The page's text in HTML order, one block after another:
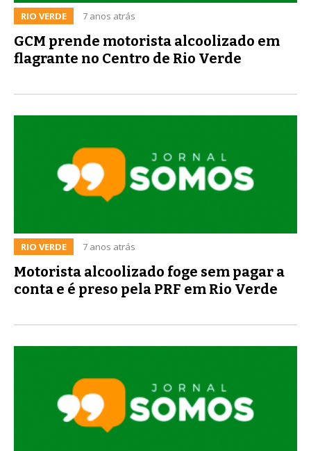
RIO VERDE 7 anos atrás
GCM prende motorista alcoolizado em
flagrante no Centro de Rio Verde
RIO VERDE 7 anos atrás
Motorista alcoolizado foge sem pagar a
conta e é preso pela PRF em Rio Verde